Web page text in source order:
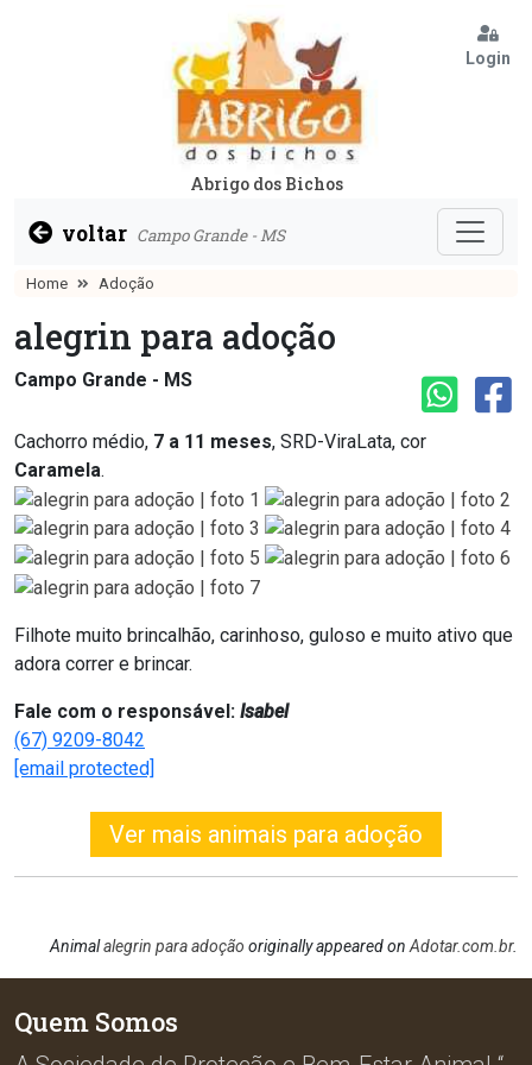
Login
Abrigo dos Bichos
voltar Campo Grande - MS
Home Adoção
alegrin para adoção
Campo Grande - MS
Cachorro médio, 7 a 11 meses, SRD-ViraLata, cor
Caramela.
Filhote muito brincalhão, carinhoso, guloso e muito ativo que
adora correr e brincar.
Fale com o responsável: Isabel
(67) 9209-8042
[email protected]
Ver mais animais para adoção
Animalalegrin para adoção originally appeared on Adotar.com.br.
Quem Somos